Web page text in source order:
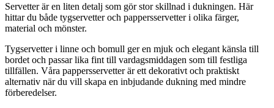
Servetter är en liten detalj som gör stor skillnad i dukningen. Här
hittar du både tygservetter och pappersservetter i olika färger,
material och mönster.
Tygservetter i linne och bomull ger en mjuk och elegant känsla till
bordet och passar lika fint till vardagsmiddagen som till festliga
tillfällen. Våra pappersservetter är ett dekorativt och praktiskt
alternativ när du vill skapa en inbjudande dukning med mindre
förberedelser.